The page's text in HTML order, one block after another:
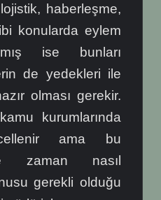
haberleşme,
konularda eylem
ise bunları
de yedekleri ile
olması gerekir.
kurumlarında
ama bu
zaman nasıl
gerekli olduğu